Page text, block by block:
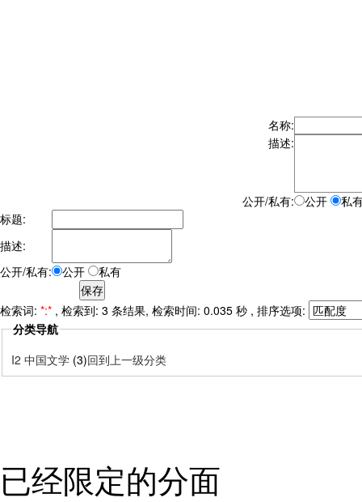
名称:
描述:
公开/私有: 公开
私
标题:
描述:
公开/私有:
公开 私有
检索词: *:* , 检索到: 3 条结果, 检索时间: 0.035 秒 , 排序选项:
分类导航
I2 中国文学 (3)回到上一级分类
已经限定的分面